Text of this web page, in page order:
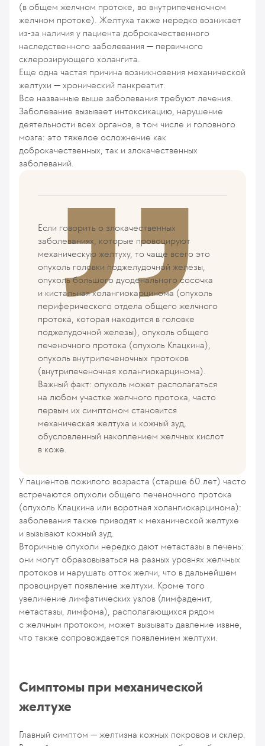
(в общем желчном протоке, во внутрипеченочном
желчном протоке). Желтуха также нередко возникает
из-за наличия у пациента доброкачественного
наследственного заболевания — первичного
склерозирующего холангита.
Еще одна частая причина возникновения механической
желтухи — хронический панкреатит.
Все названные выше заболевания требуют лечения.
Заболевание вызывает интоксикацию, нарушение
деятельности всех органов, в том числе и головного
мозга: это тяжелое осложнение как
доброкачественных, так и злокачественных
заболеваний.
Если говорить о злокачественных
заболеваниях, которые провоцируют
механическую желтуху, то чаще всего это
опухоль головки поджелудочной железы,
опухоль большого дуоденального сосочка
и кистальная холангиокарцинома (опухоль
периферического отдела общего желчного
протока, которая находится в головке
поджелудочной железы), опухоль общего
печеночного протока (опухоль Клацкина),
опухоль внутрипеченочных протоков
(внутрипеченочная холангиокарцинома).
Важный факт: опухоль может располагаться
на любом участке желчного протока, часто
первым их симптомом становится
механическая желтуха и кожный зуд,
обусловленный накоплением желчных кислот
в коже.
У пациентов пожилого возраста (старше 60 лет) часто
встречаются опухоли общего печеночного протока
(опухоль Клацкина или воротная холангиокарцинома):
заболевания также приводят к механической желтухе
и вызывают кожный зуд.
Вторичные опухоли нередко дают метастазы в печень:
они могут образовываться на разных уровнях желчных
протоков и нарушать отток желчи, что в дальнейшем
провоцирует появление желтухи. Кроме того
увеличение лимфатических узлов (лимфаденит,
метастазы, лимфома), располагающихся рядом
с желчным протоком, может вызывать давление извне,
что также сопровождается появлением желтухи.
Симптомы при механической
желтухе
Главный симптом — желтизна кожных покровов и склер.